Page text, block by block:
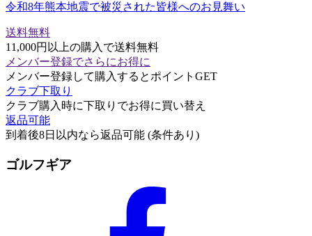
令和8年熊本地震で被災された皆様へのお見舞い
送料無料
11,000円以上の購入で送料無料
メンバー登録でさらにお得に
メンバー登録して購入するとポイントGET
クラブ下取り
クラブ購入時に下取りでお得に買い替え
返品可能
到着後8日以内なら返品可能 (条件あり)
ゴルフギア